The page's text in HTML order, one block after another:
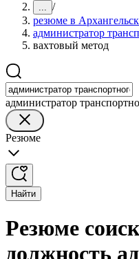
... /
резюме в
администратор
вахтовый метод
администратор
Резюме
Найти
Резюме
должность